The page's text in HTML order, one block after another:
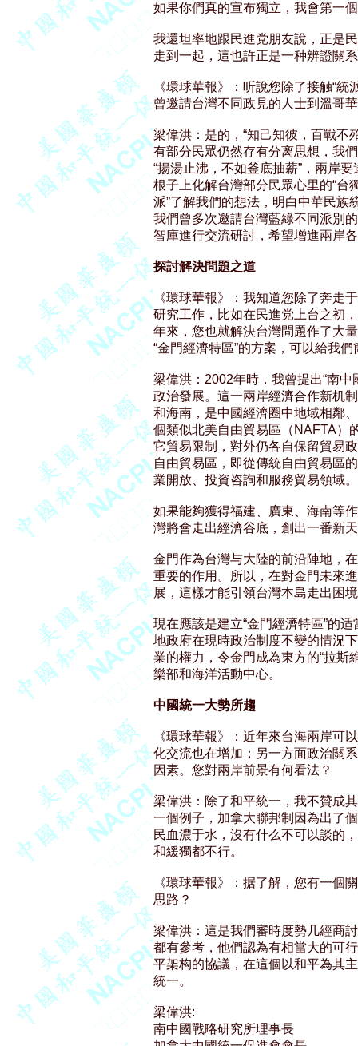
如果你們真的宣布獨立，我會第一
我還坦率地跟民進党朋友說，正是
走到一起，這也許正是一种辨證關
《環球華報》：听說您除了接触“統
曾邀請台灣不同政見的人士到溫哥
梁偉洪：是的，“知己知彼，百戰不
有部分民眾仍然存有分离思想，我
“揚湯止沸，不如釜底抽薪”，兩岸
根子上化解台灣部分民眾心里的“台
派”了解我們的想法，明白中華民族
我們曾多次邀請台灣藍綠不同派別
智庫進行交流研討，希望增進兩岸
探討解決問題之道
《環球華報》：我知道您除了奔走
研究工作，比如在民進党上台之初
年來，您也就解決台灣問題作了大
“金門經濟特區”的方案，可以給我
梁偉洪：2002年時，我曾提出“南
政治發展。這一兩岸經濟合作新机
和海南，是中國經濟圈中地域相鄰
個類似北美自由貿易區（NAFTA）
它貿易限制，對外仍各自保留貿易
自由貿易區，即從傳統自由貿易區
業開放、投資咨詢和服務貿易領域
如果能夠獲得福建、廣東、海南等
灣將會走出經濟谷底，創出一番新
金門作為台灣与大陸的前沿陣地，
重要的作用。所以，在對金門未來
展，這樣才能引領台灣本島走出困
現在應該是建立“金門經濟特區”的
地政府在現時政治制度不變的情況
業的權力，令金門成為東方的“拉斯
樂部和海洋活動中心。
中國統一大勢所趨
《環球華報》：近年來台海兩岸可
化交流也在增加；另一方面政治關
因素。您對兩岸前景有何看法？
梁偉洪：除了和平統一，我不贊成
一個例子，加拿大聯邦制因為出了
民血濃于水，沒有什么不可以談的
和緩獨都不行。
《環球華報》：据了解，您有一個
思路？
梁偉洪：這是我們審時度勢几經商
都有參考，他們認為有相當大的可
平架构的協議，在這個以和平為其
統一。
梁偉洪:
南中國戰略研究所理事長